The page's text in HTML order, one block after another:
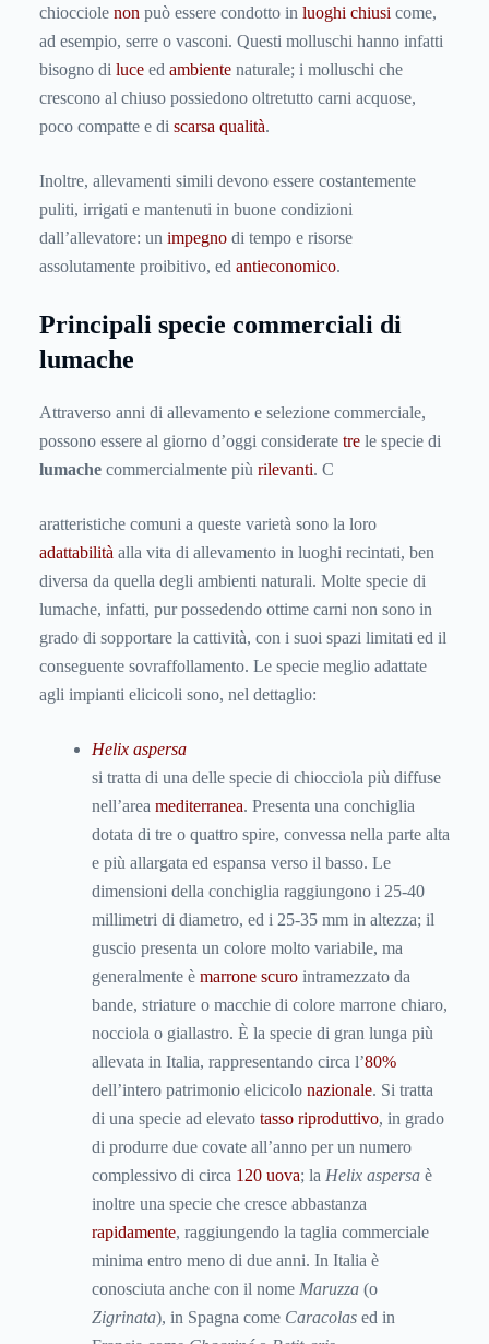
chiocciole non può essere condotto in luoghi chiusi come,
ad esempio, serre o vasconi. Questi molluschi hanno infatti
bisogno di luce ed ambiente naturale; i molluschi che
crescono al chiuso possiedono oltretutto carni acquose,
poco compatte e di scarsa qualità.
Inoltre, allevamenti simili devono essere costantemente
puliti, irrigati e mantenuti in buone condizioni
dall’allevatore: un impegno di tempo e risorse
assolutamente proibitivo, ed antieconomico.
Principali specie commerciali di
lumache
Attraverso anni di allevamento e selezione commerciale,
possono essere al giorno d’oggi considerate tre le specie di
lumache commercialmente più rilevanti. C
aratteristiche comuni a queste varietà sono la loro
adattabilità alla vita di allevamento in luoghi recintati, ben
diversa da quella degli ambienti naturali. Molte specie di
lumache, infatti, pur possedendo ottime carni non sono in
grado di sopportare la cattività, con i suoi spazi limitati ed il
conseguente sovraffollamento. Le specie meglio adattate
agli impianti elicicoli sono, nel dettaglio:
Helix aspersa
si tratta di una delle specie di chiocciola più diffuse
nell’area mediterranea. Presenta una conchiglia
dotata di tre o quattro spire, convessa nella parte alta
e più allargata ed espansa verso il basso. Le
dimensioni della conchiglia raggiungono i 25-40
millimetri di diametro, ed i 25-35 mm in altezza; il
guscio presenta un colore molto variabile, ma
generalmente è marrone scuro intramezzato da
bande, striature o macchie di colore marrone chiaro,
nocciola o giallastro. È la specie di gran lunga più
allevata in Italia, rappresentando circa l’80%
dell’intero patrimonio elicicolo nazionale. Si tratta
di una specie ad elevato tasso riproduttivo, in grado
di produrre due covate all’anno per un numero
complessivo di circa 120 uova; la Helix aspersa è
inoltre una specie che cresce abbastanza
rapidamente, raggiungendo la taglia commerciale
minima entro meno di due anni. In Italia è
conosciuta anche con il nome Maruzza (o
Zigrinata), in Spagna come Caracolas ed in